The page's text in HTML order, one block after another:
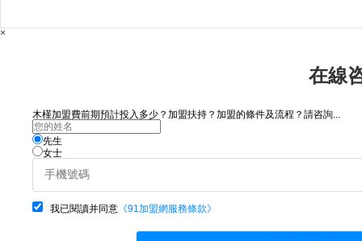
×
在線
木槿加盟費前期預計投入多少？加盟扶持？加盟的條件及流程？請咨詢...
先生
女士
我已閱讀并同意 《91加盟網服務條款》